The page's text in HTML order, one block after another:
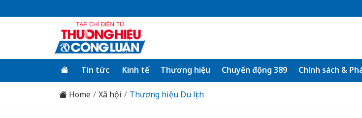
Tin tức Kinh tế Thương hiệu Chuyển động 389 Chính sách &
Home Xã hội Thương hiệu Du lịch